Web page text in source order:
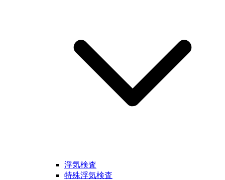
浮気検査
特殊浮気検査